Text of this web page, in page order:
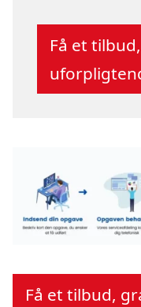
Få et
Få et tilbud,